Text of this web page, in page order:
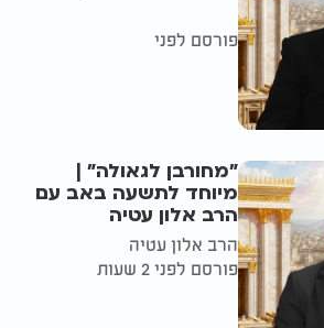
פורסם לפני
"מחורבן לגאולה" |
מיוחד לתשעה באב עם
הרב אלון עטיה
הרב אלון עטיה
פורסם לפני 2 שעות